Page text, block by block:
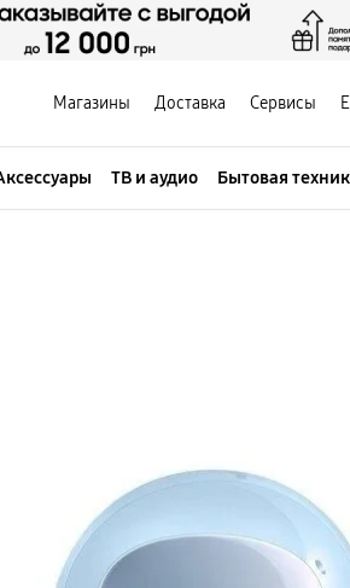
Магазины Доставка Сервисы
ТВ и аудио Бытовая